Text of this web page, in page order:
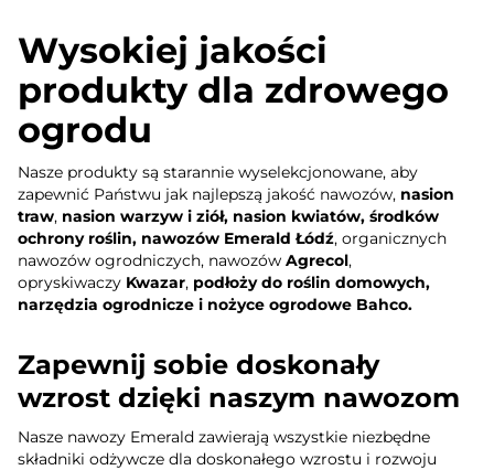
Wysokiej jakości
produkty dla zdrowego
ogrodu
Nasze produkty są starannie wyselekcjonowane, aby
zapewnić Państwu jak najlepszą jakość nawozów, nasion
traw, nasion warzyw i ziół, nasion kwiatów, środków
ochrony roślin, nawozów Emerald Łódź, organicznych
nawozów ogrodniczych, nawozówAgrecol,
opryskiwaczy Kwazar, podłoży do roślin domowych,
narzędzia ogrodnicze i nożyce ogrodowe Bahco.
Zapewnij sobie doskonały
wzrost dzięki naszym nawozom
Nasze nawozy Emerald zawierają wszystkie niezbędne
składniki odżywcze dla doskonałego wzrostu i rozwoju